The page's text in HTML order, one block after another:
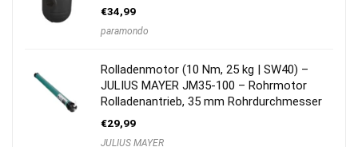
€34,99
paramondo
Rolladenmotor (10 Nm, 25 kg | SW40) –
JULIUS MAYER JM35-100 – Rohrmotor
Rolladenantrieb, 35 mm Rohrdurchmesser
€29,99
JULIUS MAYER